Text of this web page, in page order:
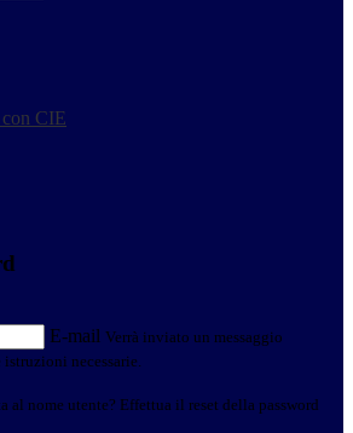
CIE
E-mail Verrà inviato un messaggio
necessarie.
al nome utente? Effettua il reset della password